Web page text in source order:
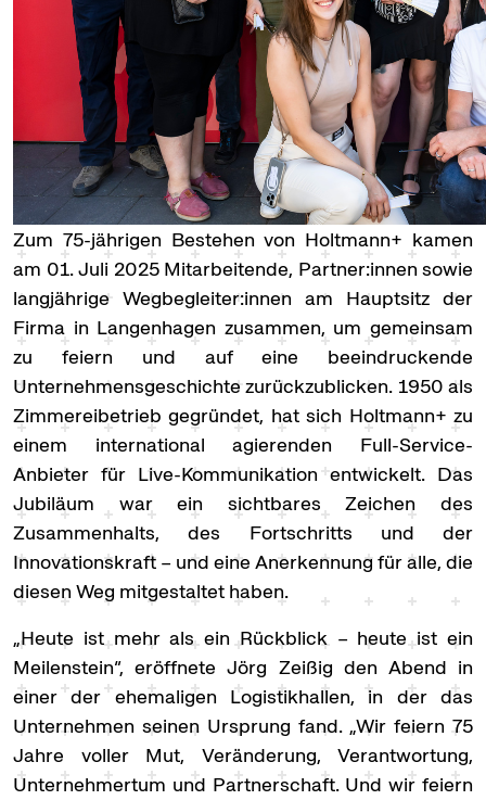
Zum 75-jährigen Bestehen von Holtmann+ kamen
am 01. Juli 2025 Mitarbeitende, Partner:innen sowie
langjährige Wegbegleiter:innen am Hauptsitz der
Firma in Langenhagen zusammen, um gemeinsam
zu feiern und auf eine beeindruckende
Unternehmensgeschichte zurückzublicken. 1950 als
Zimmereibetrieb gegründet, hat sich Holtmann+ zu
einem international agierenden Full-Service-
Anbieter für Live-Kommunikation entwickelt. Das
Jubiläum war ein sichtbares Zeichen des
Zusammenhalts, des Fortschritts und der
Innovationskraft – und eine Anerkennung für alle, die
diesen Weg mitgestaltet haben.
„Heute ist mehr als ein Rückblick – heute ist ein
Meilenstein“, eröffnete Jörg Zeißig den Abend in
einer der ehemaligen Logistikhallen, in der das
Unternehmen seinen Ursprung fand. „Wir feiern 75
Jahre voller Mut, Veränderung, Verantwortung,
Unternehmertum und Partnerschaft. Und wir feiern